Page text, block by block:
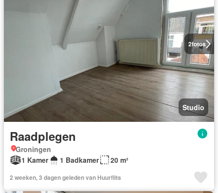
2fotos
Studio
Raadplegen
Groningen
1 Kamer
1 Badkamer 20 m²
2 weeken, 3 dagen geleden van Huurflits